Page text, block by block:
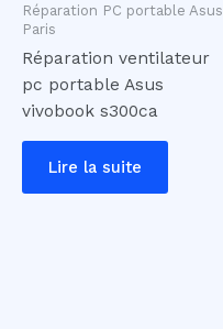
Réparation PC portable Asus
Paris
Réparation ventilateur
pc portable Asus
vivobook s300ca
Lire la suite